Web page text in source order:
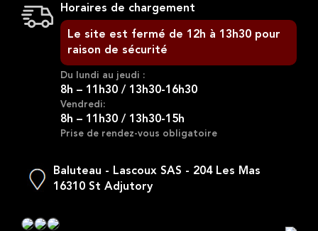
Horaires de chargement
Le site est fermé de 12h à 13h30 pour
raison de sécurité
Du lundi au jeudi :
8h – 11h30 / 13h30-16h30
Vendredi:
8h – 11h30 / 13h30-15h
Prise de rendez-vous obligatoire
Baluteau - Lascoux SAS - 204 Les Mas
16310 St Adjutory